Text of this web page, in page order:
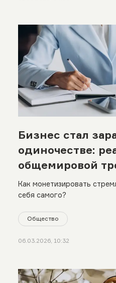
Бизнес стал
одиночестве:
общемировой
Как монетизировать
себя самого?
Общество
06.03.2026, 10:32